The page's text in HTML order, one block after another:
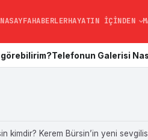
HABERLERHAYATIN İÇINDEN
Galerisi Nasıl Temizlenir?
kimdir? Kerem Bürsin’in yeni